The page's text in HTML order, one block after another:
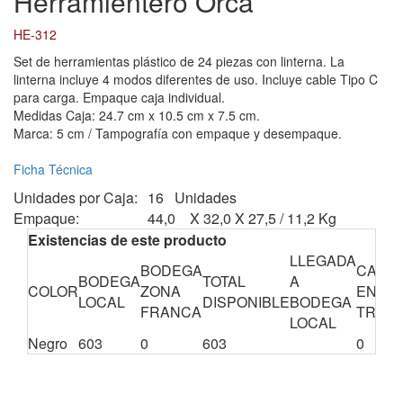
HE-312
Set de herramientas plástico de 24 piezas con linterna. La
linterna incluye 4 modos diferentes de uso. Incluye cable Tipo C
para carga. Empaque caja individual.
Medidas Caja: 24.7 cm x 10.5 cm x 7.5 cm.
Marca: 5 cm / Tampografía con empaque y desempaque.
Ficha Técnica
Unidades por Caja: 16 Unidades
Empaque:
44,0 X 32,0 X 27,5 / 11,2 Kg
Existencias de este producto
COLORBODEGA
LOCAL
BODEGA
ZONA
FRANCA
TOTAL
DISPONIBLE
LLEGADA
A
BODEGA
LOCAL
EN
Negro 603 0 603 0